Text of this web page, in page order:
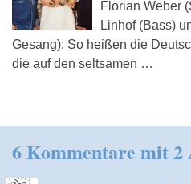
Florian Weber
Linhof (Bass)
Gesang): So heißen die
die auf den seltsamen …
6 Kommentare mit